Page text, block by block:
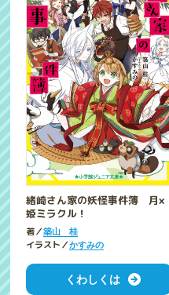
緒崎さん家の妖怪事件簿 月×
姫ミラクル！
著／築山 桂
イラスト／かすみの
くわしくは